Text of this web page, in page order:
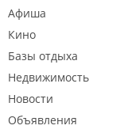
Афиша
Кино
Базы отдыха
Недвижимость
Новости
Объявления